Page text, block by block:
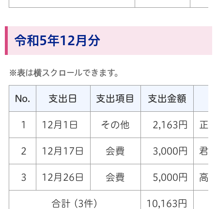
令和5年12月分
※表は横スクロールできます。
No. 支出日 支出項目 支出金額
1 12月1日 その他 2,163円 正
2 12月17日 会費 3,000円 君
3 12月26日 会費 5,000円 高
合計 (3件) 10,163円